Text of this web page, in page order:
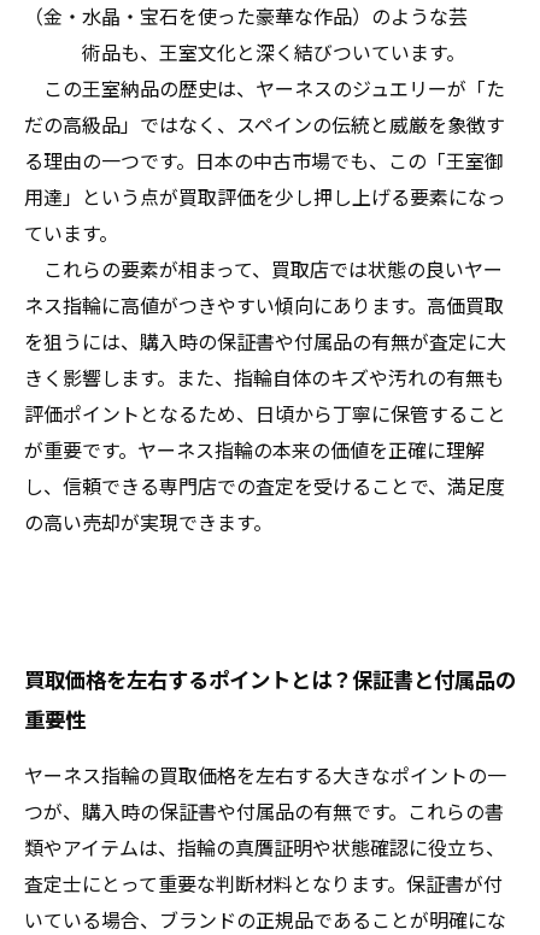
（金・水晶・宝石を使った豪華な作品）のような芸
術品も、王室文化と深く結びついています。
この王室納品の歴史は、ヤーネスのジュエリーが「た
だの高級品」ではなく、スペインの伝統と威厳を象徴す
る理由の一つです。日本の中古市場でも、この「王室御
用達」という点が買取評価を少し押し上げる要素になっ
ています。
これらの要素が相まって、買取店では状態の良いヤー
ネス指輪に高値がつきやすい傾向にあります。高価買取
を狙うには、購入時の保証書や付属品の有無が査定に大
きく影響します。また、指輪自体のキズや汚れの有無も
評価ポイントとなるため、日頃から丁寧に保管すること
が重要です。ヤーネス指輪の本来の価値を正確に理解
し、信頼できる専門店での査定を受けることで、満足度
の高い売却が実現できます。
買取価格を左右するポイントとは？保証書と付属品の
重要性
ヤーネス指輪の買取価格を左右する大きなポイントの一
つが、購入時の保証書や付属品の有無です。これらの書
類やアイテムは、指輪の真贋証明や状態確認に役立ち、
査定士にとって重要な判断材料となります。保証書が付
いている場合、ブランドの正規品であることが明確にな